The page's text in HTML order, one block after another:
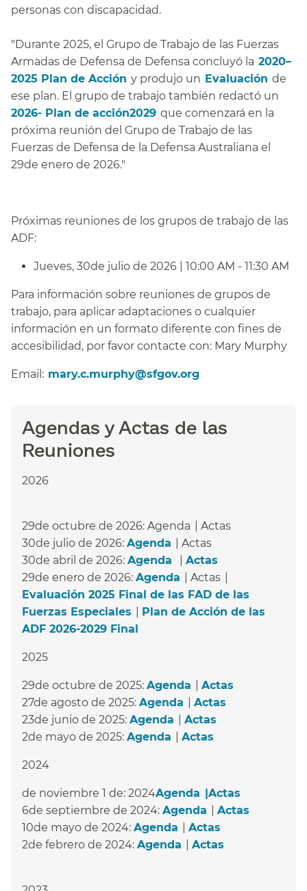
personas con discapacidad.​​
"Durante 2025, el Grupo de Trabajo de las Fuerzas
Armadas de Defensa de Defensa concluyó la​​ 2020–
2025 Plan de Acción​​ y produjo un​​ Evaluación​​ de
ese plan. El grupo de trabajo también redactó un​​
2026- Plan de acción2029​​ que comenzará en la
próxima reunión del Grupo de Trabajo de las
Fuerzas de Defensa de la Defensa Australiana el
29de enero de 2026."​​
Próximas reuniones de los grupos de trabajo de las
ADF:​​
Jueves, 30de julio de 2026 | 10:00 AM - 11:30 AM​​
Para información sobre reuniones de grupos de
trabajo, para aplicar adaptaciones o cualquier
información en un formato diferente con fines de
accesibilidad, por favor contacte con: Mary Murphy​​
Email:​​ mary.c.murphy@sfgov.org​​
Agendas y Actas de las
Reuniones​​
2026
29de octubre de 2026: Agenda​​ | Actas​​
30de julio de 2026: Agenda ​​ | Actas​​
30de abril de 2026: Agenda Actas
29de enero de 2026: Agenda ​​ | Actas​​ |
Evaluación 2025 Final de las FAD de las
Fuerzas Especiales
Plan de Acción de las
ADF 2026-2029 Final
2025
29de octubre de 2025: Agenda Actas
27de agosto de 2025: Agenda Actas
23de junio de 2025: Agenda Actas
2de mayo de 2025: Agenda Actas
2024
de noviembre 1 de: 2024Agenda​​ |Actas
6de septiembre de 2024: Agenda Actas
10de mayo de 2024: Agenda Actas
2de febrero de 2024: Agenda Actas